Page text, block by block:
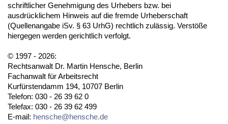
schriftlicher Genehmigung des Urhebers bzw. bei
ausdrücklichem Hinweis auf die fremde Urheberschaft
(Quellenangabe iSv. § 63 UrhG) rechtlich zulässig. Verstöße
hiergegen werden gerichtlich verfolgt.
© 1997 - 2026:
Rechtsanwalt Dr. Martin Hensche, Berlin
Fachanwalt für Arbeitsrecht
Kurfürstendamm 194, 10707 Berlin
Telefon: 030 - 26 39 62 0
Telefax: 030 - 26 39 62 499
E-mail: hensche@hensche.de